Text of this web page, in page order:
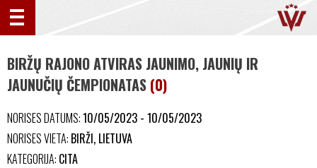
BIRŽŲ RAJONO ATVIRAS JAUNIMO, JAUNIŲ IR
JAUNUČIŲ ČEMPIONATAS (0)
NORISES DATUMS:10/05/2023 - 10/05/2023
NORISES VIETA: BIRŽI, LIETUVA
KATEGORIJA: CITA